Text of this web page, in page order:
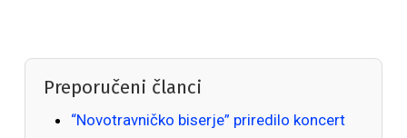
Preporučeni članci
“Novotravničko biserje” priredilo koncert